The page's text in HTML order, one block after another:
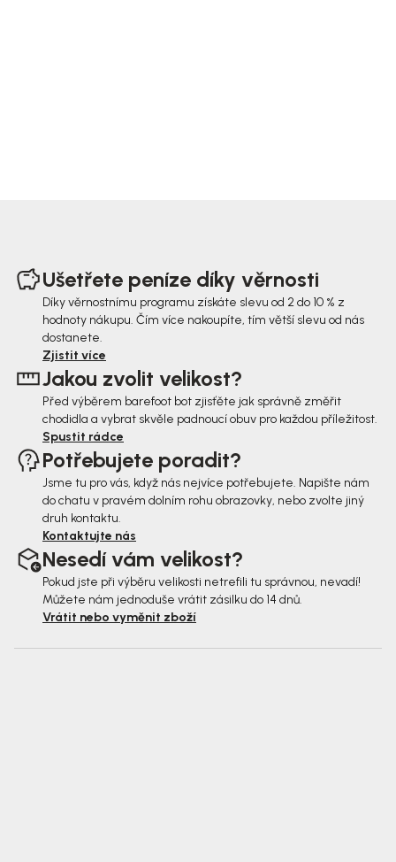
Ušetřete peníze díky věrnosti
Díky věrnostnímu programu získáte slevu od 2 do 10 % z
hodnoty nákupu. Čím více nakoupíte, tím větší slevu od nás
dostanete.
Zjistit více
Jakou zvolit velikost?
Před výběrem barefoot bot zjisťěte jak správně změřit
chodidla a vybrat skvěle padnoucí obuv pro každou příležitost.
Spustit rádce
Potřebujete poradit?
Jsme tu pro vás, když nás nejvíce potřebujete. Napište nám
do chatu v pravém dolním rohu obrazovky, nebo zvolte jiný
druh kontaktu.
Kontaktujte nás
Nesedí vám velikost?
Pokud jste při výběru velikosti netrefili tu správnou, nevadí!
Můžete nám jednoduše vrátit zásilku do 14 dnů.
Vrátit nebo vyměnit zboží